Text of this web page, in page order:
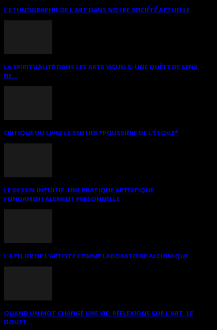
L’ETHNOGRAPHIE DE L’ART DANS NOTRE SOCIÉTÉ ACTUELLE
LA SPIRITUALITÉ DANS LES ARTS VISUELS: UNE QUÊTE DE SENS,
DE...
CRITIQUE DU LIVRE LE SENTIER *POUSSIÈRE DE L’ÉTOILE*
LE DESSIN INTUITIF. UNE PRATIQUE ARTISTIQUE
FONDAMENTALEMENT PERSONNELLE
L’ATELIER DE L’ARTISTE COMME LABORATOIRE ALCHIMIQUE
QUAND UN MOT CHANGE UNE VIE: RÉFLEXIONS SUR L’ART, LE
DOUTE...